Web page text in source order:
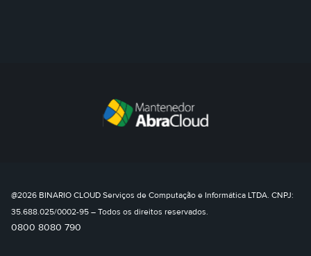
@2026 BINARIO CLOUD Serviços de Computação e Informática LTDA. CNPJ:
35.688.025/0002-95 – Todos os direitos reservados.
0800 8080 790